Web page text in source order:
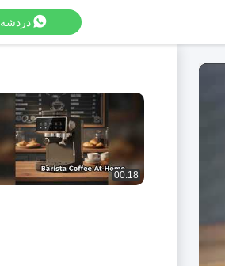
دردشة
00:18